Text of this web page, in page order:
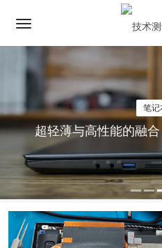
笔记
超轻薄与高性能的融